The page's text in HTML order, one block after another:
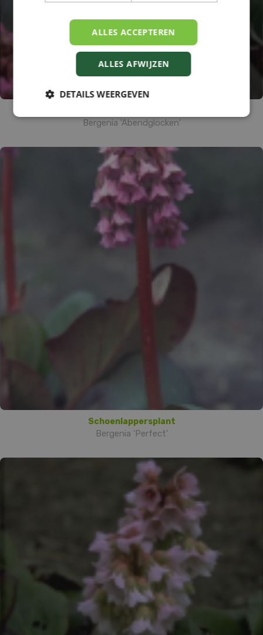
Bergenia 'Abendglocken'
Schoenlappersplant
Bergenia 'Perfect'
ALLES ACCEPTEREN
ALLES AFWIJZEN
DETAILS WEERGEVEN